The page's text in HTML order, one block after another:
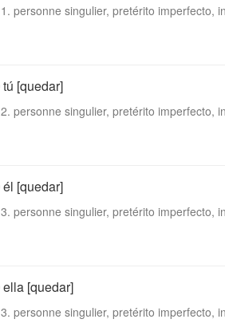
1. personne singulier, pretérito imperfecto,
tú [quedar]
2. personne singulier, pretérito imperfecto,
él [quedar]
3. personne singulier, pretérito imperfecto,
ella [quedar]
3. personne singulier, pretérito imperfecto,